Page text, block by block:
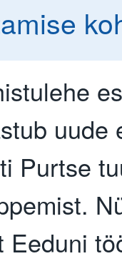
uude
Purtse
Eeduni